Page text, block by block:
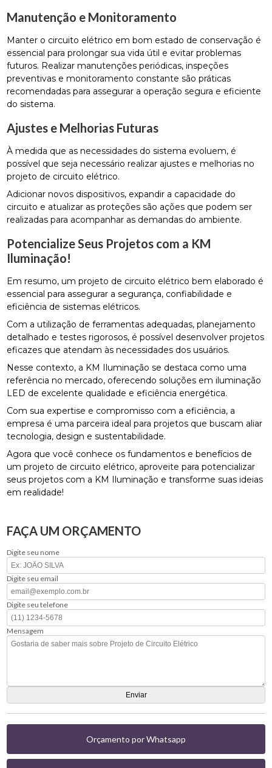
Manutenção e Monitoramento
Manter o circuito elétrico em bom estado de conservação é
essencial para prolongar sua vida útil e evitar problemas
futuros. Realizar manutenções periódicas, inspeções
preventivas e monitoramento constante são práticas
recomendadas para assegurar a operação segura e eficiente
do sistema.
Ajustes e Melhorias Futuras
À medida que as necessidades do sistema evoluem, é
possível que seja necessário realizar ajustes e melhorias no
projeto de circuito elétrico.
Adicionar novos dispositivos, expandir a capacidade do
circuito e atualizar as proteções são ações que podem ser
realizadas para acompanhar as demandas do ambiente.
Potencialize Seus Projetos com a KM
Iluminação!
Em resumo, um projeto de circuito elétrico bem elaborado é
essencial para assegurar a segurança, confiabilidade e
eficiência de sistemas elétricos.
Com a utilização de ferramentas adequadas, planejamento
detalhado e testes rigorosos, é possível desenvolver projetos
eficazes que atendam às necessidades dos usuários.
Nesse contexto, a KM Iluminação se destaca como uma
referência no mercado, oferecendo soluções em iluminação
LED de excelente qualidade e eficiência energética.
Com sua expertise e compromisso com a eficiência, a
empresa é uma parceira ideal para projetos que buscam aliar
tecnologia, design e sustentabilidade.
Agora que você conhece os fundamentos e benefícios de
um projeto de circuito elétrico, aproveite para potencializar
seus projetos com a KM Iluminação e transforme suas ideias
em realidade!
FAÇA UM ORÇAMENTO
Digite seu nome
Digite seu email
Digite seu telefone
Mensagem
Orçamento por Whatsapp